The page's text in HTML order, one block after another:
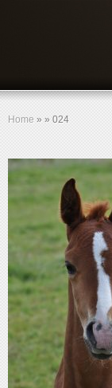
Home » » 024